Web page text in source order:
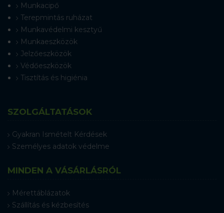
Munkacipő
Terepmintás ruházat
Munkavédelmi kesztyű
Munkaeszközök
Jelzőeszközök
Védőeszközök
Tisztítás és higiénia
SZOLGÁLTATÁSOK
Gyakran Ismételt Kérdések
Személyes adatok védelme
MINDEN A VÁSÁRLÁSRÓL
Mérettáblázatok
Szállítás és kézbesítés